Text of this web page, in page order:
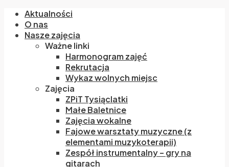
Aktualności
O nas
Nasze zajęcia
Ważne linki
Harmonogram zajęć
Rekrutacja
Wykaz wolnych miejsc
Zajęcia
ZPiT Tysiąclatki
Małe Baletnice
Zajęcia wokalne
Fajowe warsztaty muzyczne (z
elementami muzykoterapii)
Zespół instrumentalny – gry na
gitarach